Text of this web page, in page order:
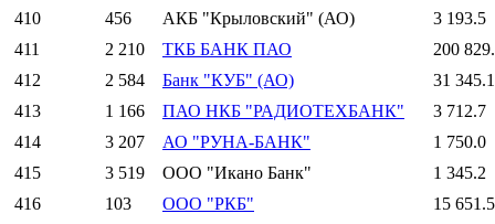
410
456 АКБ "Крыловский" (АО)
3 193.5
411
2 210 ТКБ БАНК ПАО
200
412
2 584 Банк "КУБ" (АО)
31 345.1
413
1 166 ПАО НКБ "РАДИОТЕХБАНК"
3 712.7
414
3 207 АО "РУНА-БАНК"
1 750.0
415
3 519 ООО "Икано Банк"
1 345.2
416
103 ООО "РКБ"
15 651.5